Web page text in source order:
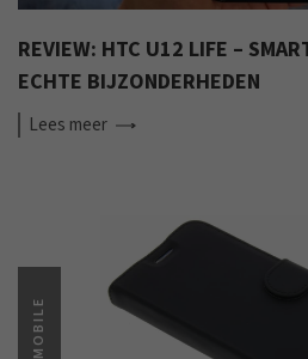
REVIEW: HTC U12 LIFE –
ECHTE BIJZONDERHEDEN
Lees meer
MOBILE